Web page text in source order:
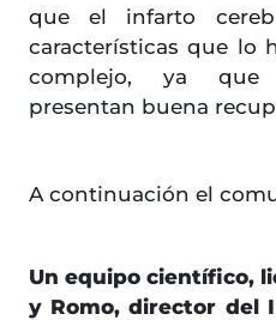
que el infarto
características que lo
complejo, ya que
presentan buena
A continuación el
Un equipo científico,
y Romo, director del